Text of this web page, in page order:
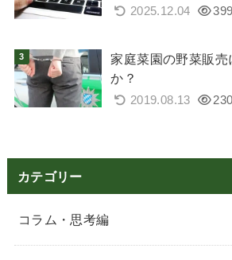
2025.12.04
家庭菜園の野菜販売
か？
2019.08.13
カテゴリー
コラム・思考編